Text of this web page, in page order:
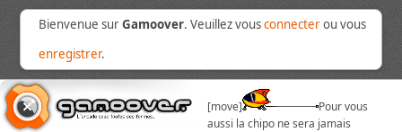
Bienvenue surGamoover. Veuillez vousconnecterou vous
enregistrer.
[move]
Pour vous
aussi la chipo ne sera jamais